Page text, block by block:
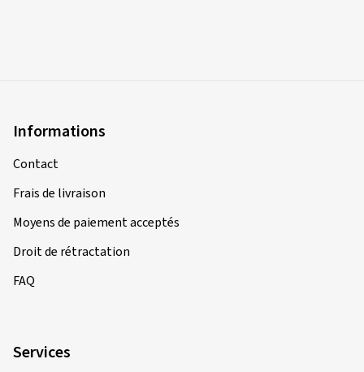
Informations
Contact
Frais de livraison
Moyens de paiement acceptés
Droit de rétractation
FAQ
Services